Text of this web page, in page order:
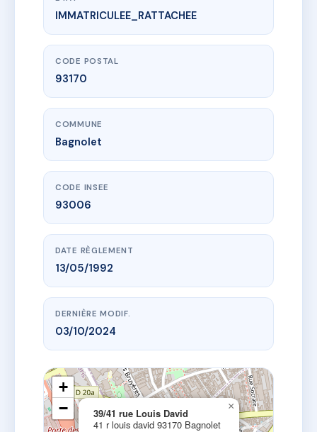
www.vme.plus/AD6300206
39/41 rue Louis David
41 r louis david
IMMATRICULEE_RATTACHEE
CODE POSTAL
93170
COMMUNE
Bagnolet
CODE INSEE
93006
DATE RÈGLEMENT
13/05/1992
DERNIÈRE MODIF.
03/10/2024
39/41 rue Louis David
41 r louis david 93170 Bagnolet
×
+
−